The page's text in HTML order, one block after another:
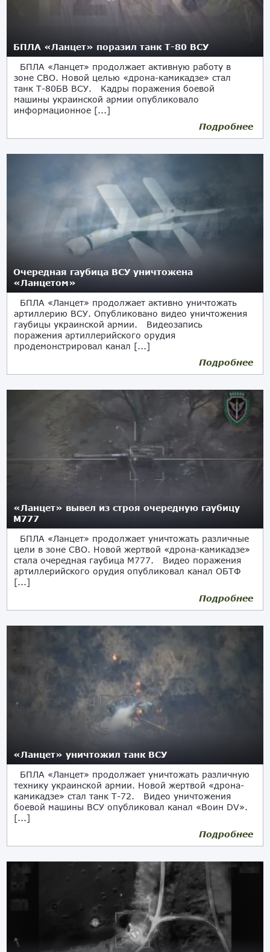
БПЛА «Ланцет» поразил танк Т-80 ВСУ
БПЛА «Ланцет» продолжает активную работу в
зоне СВО. Новой целью «дрона-камикадзе» стал
танк Т-80БВ ВСУ. Кадры поражения боевой
машины украинской армии опубликовало
информационное [...]
Подробнее
Очередная гаубица ВСУ уничтожена
«Ланцетом»
БПЛА «Ланцет» продолжает активно уничтожать
артиллерию ВСУ. Опубликовано видео уничтожения
гаубицы украинской армии. Видеозапись
поражения артиллерийского орудия
продемонстрировал канал [...]
Подробнее
«Ланцет» вывел из строя очередную гаубицу
М777
БПЛА «Ланцет» продолжает уничтожать различные
цели в зоне СВО. Новой жертвой «дрона-камикадзе»
стала очередная гаубица М777. Видео поражения
артиллерийского орудия опубликовал канал ОБТФ
[...]
Подробнее
«Ланцет» уничтожил танк ВСУ
БПЛА «Ланцет» продолжает уничтожать различную
технику украинской армии. Новой жертвой «дрона-
камикадзе» стал танк Т-72. Видео уничтожения
боевой машины ВСУ опубликовал канал «Воин DV».
[...]
Подробнее